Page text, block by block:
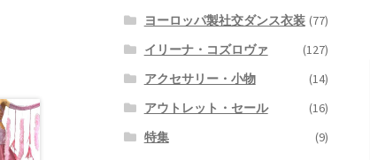
ヨーロッパ製社交ダンス衣装 (77)
イリーナ・コズロヴァ
(127)
アクセサリー・小物
(14)
アウトレット・セール
(16)
特集
(9)